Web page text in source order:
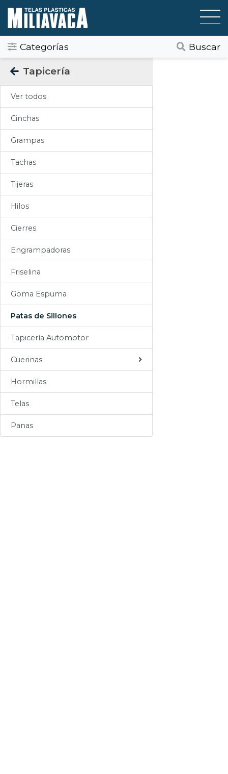
Categorías Buscar
Categorias
Todos
Gráfica / Comunicación Visual
Tapicería
Tapicería
Ver todos
Cinchas
Grampas
Tachas
Tijeras
Hilos
Cierres
Engrampadoras
Friselina
Goma Espuma
Patas de Sillones
Tapicería Automotor
Cuerinas
Hormillas
Telas
Panas
Telas Plásticas
Felpudos
Toldos
Pisos
Sogas
Varios